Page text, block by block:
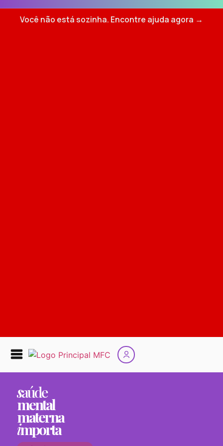
Você não está sozinha. Encontre ajuda agora →
saúde
mental
materna
importa